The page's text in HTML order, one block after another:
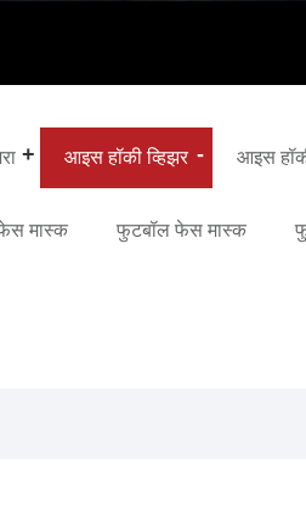
आइस हॉकी व्हिझर आइस
मास्क फुटबॉल फेस मास्क